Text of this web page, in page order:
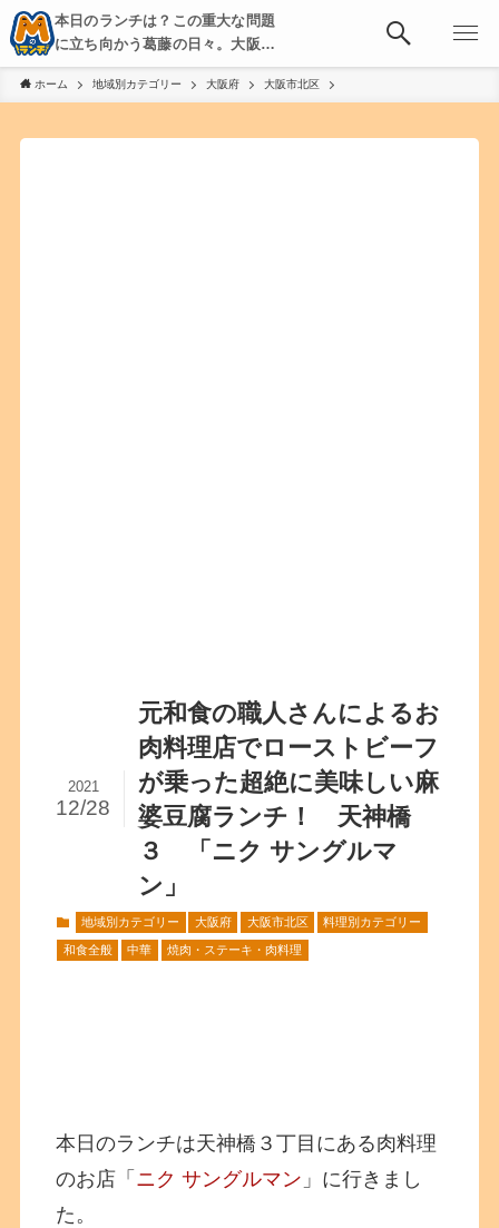
本日のランチは？この重大な問題
に立ち向かう葛藤の日々。大阪・
京都・神戸を中心とした食べ歩
き、飲み歩きを綴る。
ホーム 地域別カテゴリー 大阪府 大阪市北区
元和食の職人さんによるお
肉料理店でローストビーフ
が乗った超絶に美味しい麻
婆豆腐ランチ！ 天神橋
３ 「ニク サングルマ
ン」
2021
12/28
地域別カテゴリー 大阪府 大阪市北区 料理別カテゴリー
和食全般 中華 焼肉・ステーキ・肉料理
本日のランチは天神橋３丁目にある肉料理
のお店「 ニク サングルマン 」に行きまし
た。